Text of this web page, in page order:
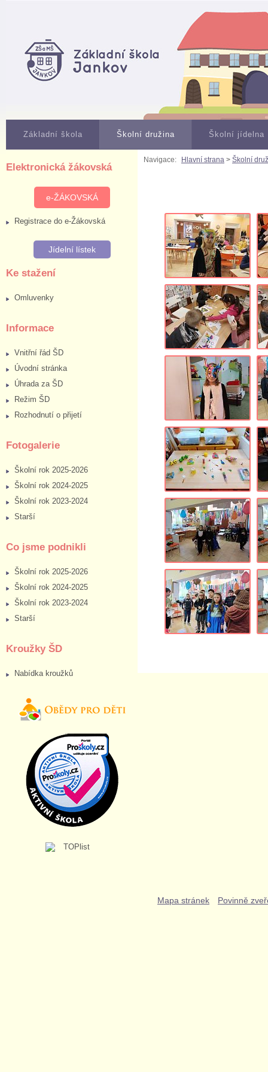
Základní škola Školní družina Školní jídelna
Elektronická žákovská
e-ŽÁKOVSKÁ
Registrace do e-Žákovská
Jídelní lístek
Ke stažení
Omluvenky
Informace
Vnitřní řád ŠD
Úvodní stránka
Úhrada za ŠD
Režim ŠD
Rozhodnutí o přijetí
Fotogalerie
Školní rok 2025-2026
Školní rok 2024-2025
Školní rok 2023-2024
Starší
Co jsme podnikli
Školní rok 2025-2026
Školní rok 2024-2025
Školní rok 2023-2024
Starší
Kroužky ŠD
Nabídka kroužků
Navigace: Hlavní strana > Školní
Mapa stránek Povinně